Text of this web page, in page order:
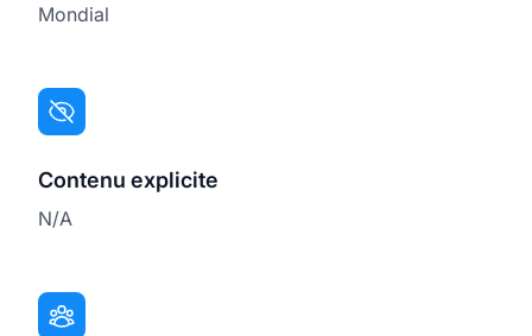
Mondial
Contenu explicite
N/A